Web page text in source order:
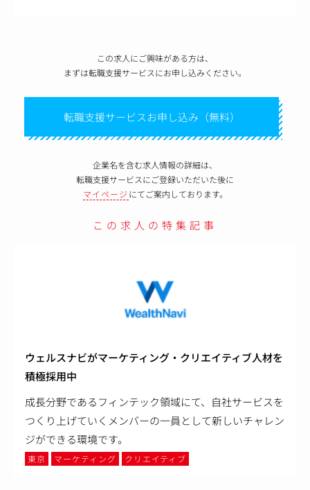
この求人にご興味がある方は、
まずは転職支援サービスにお申し込みください。
転職支援サービスお申し込み（無料）
企業名を含む求人情報の詳細は、
転職支援サービスにご登録いただいた後に
マイページ にてご案内しております。
この求人の特集記事
ウェルスナビがマーケティング・クリエイティブ人材を
積極採用中
成長分野であるフィンテック領域にて、自社サービスを
つくり上げていくメンバーの一員として新しいチャレン
ジができる環境です。
東京 マーケティング クリエイティブ